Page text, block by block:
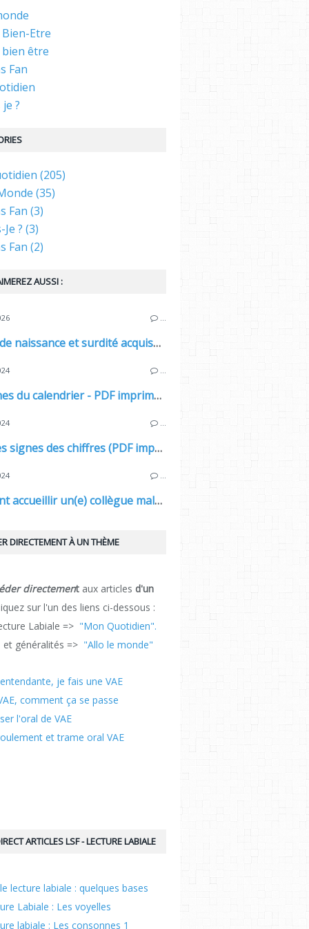
AUSSI :
…
Surdité de naissance et surdité acquise : quelles différences ?
…
Les signes du calendrier - PDF imprimable.
…
LSF – Les signes des chiffres (PDF imprimable)
…
Comment accueillir un(e) collègue malentendant(e) ?
Etre
bien être
Fan
?
(205)
(35)
Fan (3)
? (3)
Fan (2)
DIRECTEMENT À UN THÈME
directement aux articles d'un
sur l'un des liens ci-dessous :
Labiale => "Mon Quotidien".
et généralités => "Allo le monde"
je fais une VAE
comment ça se passe
l'oral de VAE
et trame oral VAE
ARTICLES LSF - LECTURE LABIALE
lecture labiale : quelques bases
Labiale : Les voyelles
labiale : Les consonnes 1